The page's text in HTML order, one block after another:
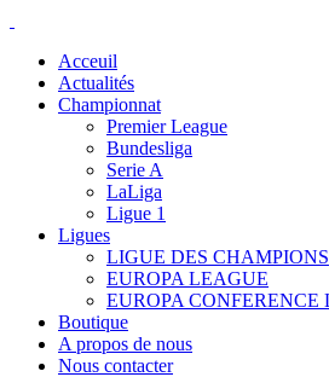
Acceuil
Actualités
Championnat
Premier League
Bundesliga
Serie A
LaLiga
Ligue 1
Ligues
LIGUE DES CHAMPIONS
EUROPA LEAGUE
EUROPA CONFERENCE
Boutique
A propos de nous
Nous contacter